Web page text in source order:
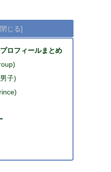
ロフィールまとめ
子)